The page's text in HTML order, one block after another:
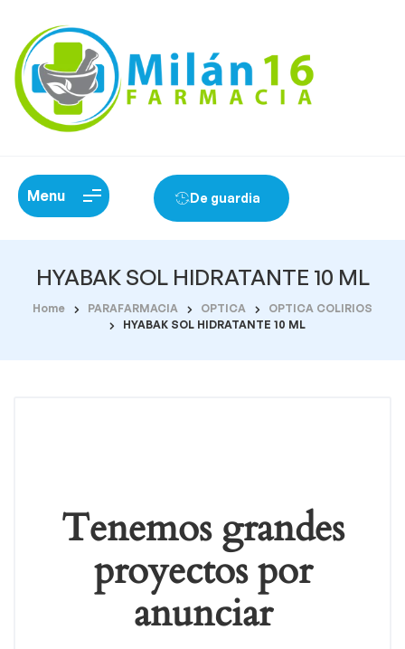
Menu De guardia
HYABAK SOL HIDRATANTE 10 ML
Home PARAFARMACIA OPTICA
OPTICA COLIRIOS
HYABAK SOL HIDRATANTE 10 ML
Tenemos grandes
proyectos por
anunciar